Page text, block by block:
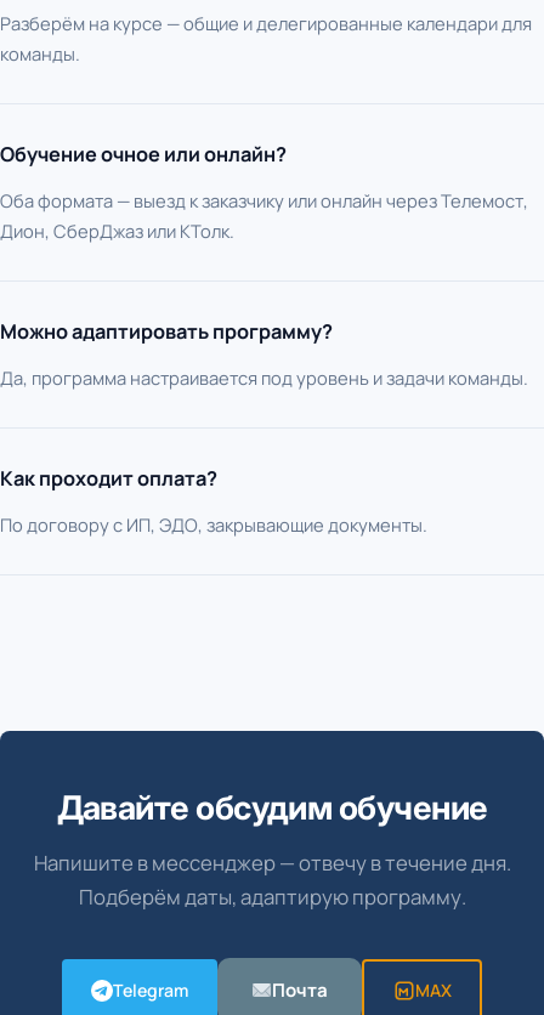
Разберём на курсе — общие и делегированные календари для
команды.
Обучение очное или онлайн?
Оба формата — выезд к заказчику или онлайн через Телемост,
Дион, СберДжаз или КТолк.
Можно адаптировать программу?
Да, программа настраивается под уровень и задачи команды.
Как проходит оплата?
По договору с ИП, ЭДО, закрывающие документы.
Давайте обсудим обучение
Напишите в мессенджер — отвечу в течение дня.
Подберём даты, адаптирую программу.
Telegram Почта MAX